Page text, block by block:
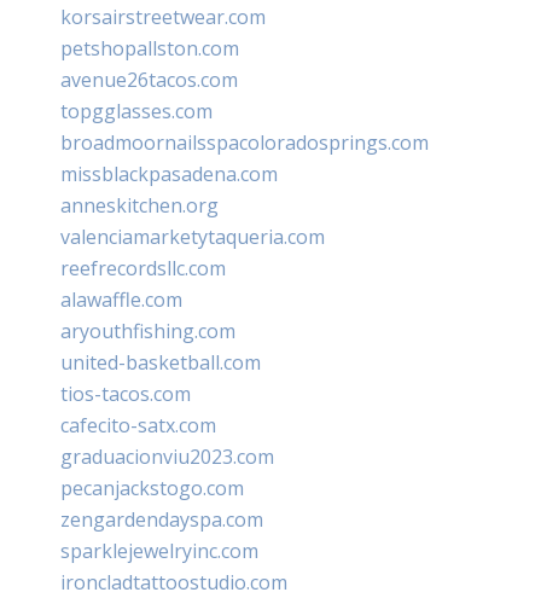
korsairstreetwear.com
petshopallston.com
avenue26tacos.com
topgglasses.com
broadmoornailsspacoloradosprings.com
missblackpasadena.com
anneskitchen.org
valenciamarketytaqueria.com
reefrecordsllc.com
alawaffle.com
aryouthfishing.com
united-basketball.com
tios-tacos.com
cafecito-satx.com
graduacionviu2023.com
pecanjackstogo.com
zengardendayspa.com
sparklejewelryinc.com
ironcladtattoostudio.com